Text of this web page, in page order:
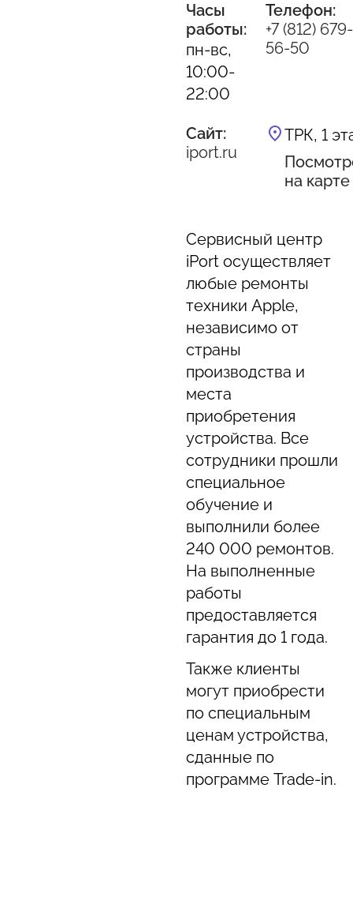
Часы
работы:
пн-вс,
10:00-
22:00
Телефон:
+7 (812) 679-
56-50
Сайт:
iport.ru
ТРК, 1
на карте
Сервисный центр
iPort осуществляет
любые ремонты
техники Apple,
независимо от
страны
производства и
места
приобретения
устройства. Все
сотрудники прошли
специальное
обучение и
выполнили более
240 000 ремонтов.
На выполненные
работы
предоставляется
гарантия до 1 года.
Также клиенты
могут приобрести
по специальным
ценам устройства,
сданные по
программе Trade-in.